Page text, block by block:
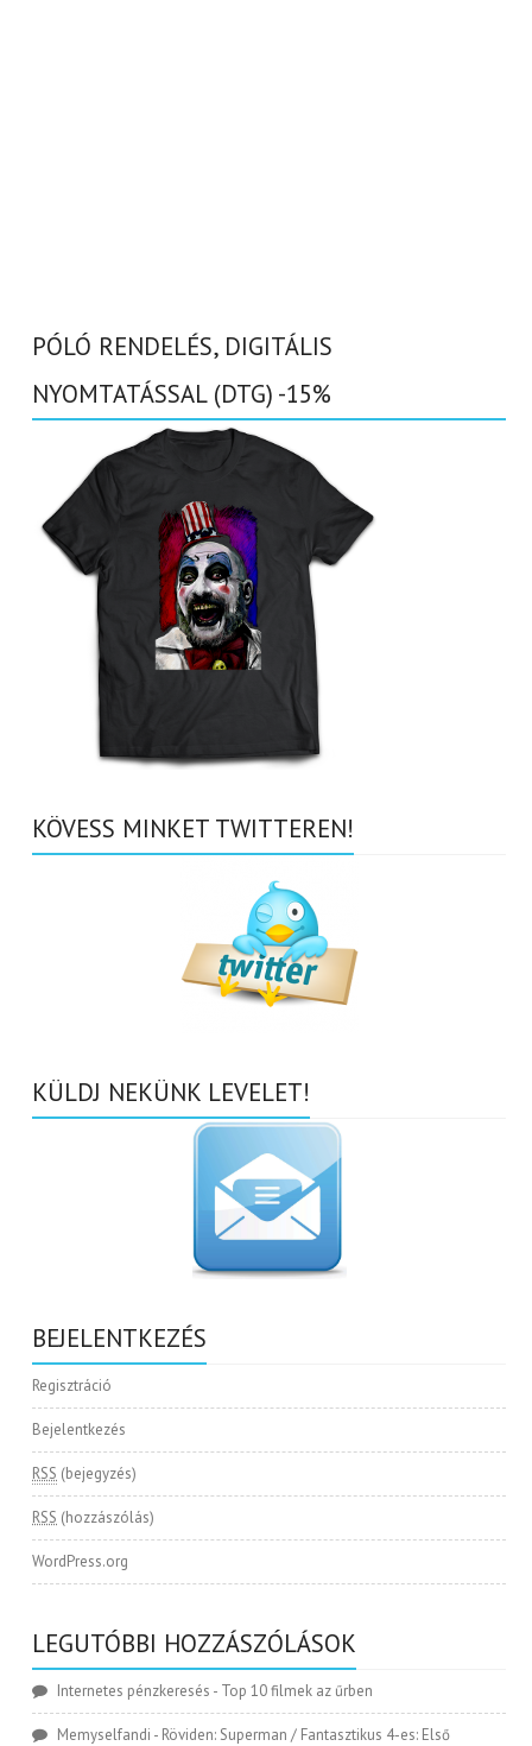
PÓLÓ RENDELÉS, DIGITÁLIS
NYOMTATÁSSAL (DTG) -15%
KÖVESS MINKET TWITTEREN!
KÜLDJ NEKÜNK LEVELET!
BEJELENTKEZÉS
Regisztráció
Bejelentkezés
RSS (bejegyzés)
RSS (hozzászólás)
WordPress.org
LEGUTÓBBI HOZZÁSZÓLÁSOK
Internetes pénzkeresés - Top 10 filmek az űrben
Memyselfandi - Röviden: Superman / Fantasztikus 4-es: Első